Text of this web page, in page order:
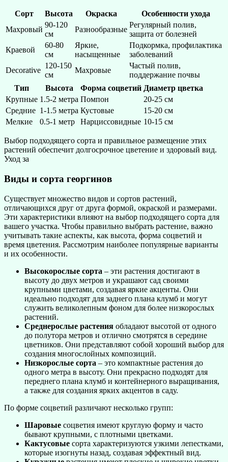
Сорт Высота Окраска
Особенности ухода
Махровый
90-120
см
Разнообразные
Регулярный полив,
защита от болезней
Краевой
60-80
см
Яркие,
насыщенные
Подкормка, профилактика
заболеваний
Decorative
120-150
см
Махровые
Частый полив,
поддержание почвы
Тип
Высота Форма соцветий Диаметр цветка
Крупные 1.5-2 метра Помпон
20-25 см
Средние 1-1.5 метра Кустовые
15-20 см
Мелкие
0.5-1 метр Нарциссовидные 10-15 см
Выбор подходящего сорта и правильное размещение этих
растений обеспечит долгосрочное цветение и здоровый вид.
Уход за
Виды и сорта георгинов
Существует множество видов и сортов растений,
отличающихся друг от друга формой, окраской и размерами.
Эти характеристики влияют на выбор подходящего сорта для
вашего участка. Чтобы правильно выбрать растение, важно
учитывать такие аспекты, как высота, форма соцветий и
время цветения. Рассмотрим наиболее популярные варианты
и их особенности.
Высокорослые сорта – эти растения достигают в
высоту до двух метров и украшают сад своими
крупными цветами, создавая яркие акценты. Они
идеально подходят для заднего плана клумб и могут
служить великолепным фоном для более низкорослых
растений.
Среднерослые растения обладают высотой от одного
до полутора метров и отлично смотрятся в середине
цветников. Они представляют собой хороший выбор для
создания многослойных композиций.
Низкорослые сорта – это компактные растения до
одного метра в высоту. Они прекрасно подходят для
переднего плана клумб и контейнерного выращивания,
а также для создания ярких акцентов в саду.
По форме соцветий различают несколько групп:
Шаровые соцветия имеют круглую форму и часто
бывают крупными, с плотными цветками.
Кактусовые сорта характеризуются узкими лепестками,
которые изогнуты назад, создавая эффектный вид.